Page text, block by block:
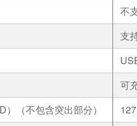
不
支
可
）（不包含突出部分）